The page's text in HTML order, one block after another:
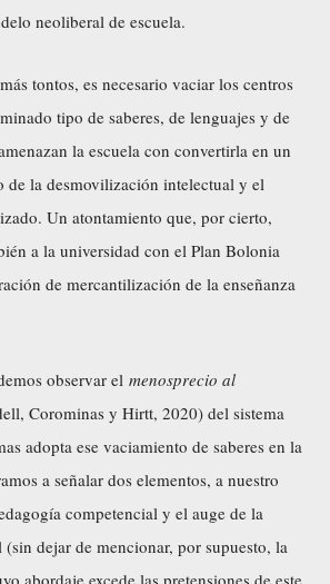
neoliberal de escuela.
tontos, es necesario vaciar los centros
tipo de saberes, de lenguajes y de
la escuela con convertirla en un
de la desmovilización intelectual y el
Un atontamiento que, por cierto,
a la universidad con el Plan Bolonia
de mercantilización de la enseñanza
observar el menosprecio al
Corominas y Hirtt, 2020) del sistema
adopta ese vaciamiento de saberes en la
a señalar dos elementos, a nuestro
competencial y el auge de la
dejar de mencionar, por supuesto, la
abordaje excede las pretensiones de este